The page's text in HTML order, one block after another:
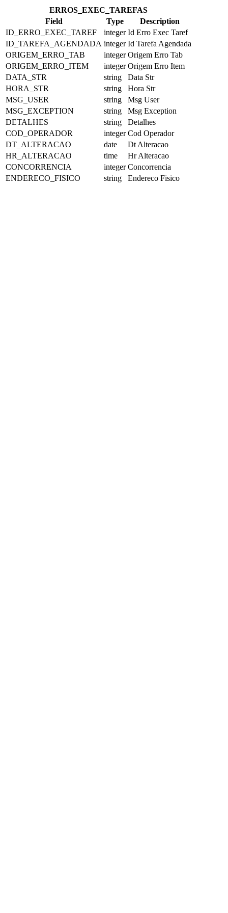
ERROS_EXEC_TAREFAS
Field
Type
Description
ID_ERRO_EXEC_TAREF
integer Id Erro Exec Taref
ID_TAREFA_AGENDADA integer Id Tarefa Agendada
ORIGEM_ERRO_TAB
integer Origem Erro Tab
ORIGEM_ERRO_ITEM
integer Origem Erro Item
DATA_STR
string
Data Str
HORA_STR
string
Hora Str
MSG_USER
string
Msg User
MSG_EXCEPTION
string
Msg Exception
DETALHES
string
Detalhes
COD_OPERADOR
integer Cod Operador
DT_ALTERACAO
date
Dt Alteracao
HR_ALTERACAO
time
Hr Alteracao
CONCORRENCIA
integer Concorrencia
ENDERECO_FISICO
string Endereco Fisico